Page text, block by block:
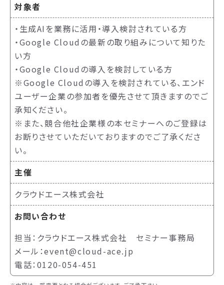
対象者
・生成AIを業務に活用・導入検討されている方
・Google Cloudの最新の取り組みについて知りた
い方
・Google Cloudの導入を検討している方
※Google Cloudの導入を検討されている、エンド
ユーザー企業の参加者を優先させて頂きますのでご
承知ください。
※また、競合他社企業様の本セミナーへのご登録は
お断りさせていただいておりますのでご了承くださ
い。
主催
クラウドエース株式会社
お問い合わせ
担当：クラウドエース株式会社 セミナー事務局
メール：event@cloud-ace.jp
電話：0120-054-451